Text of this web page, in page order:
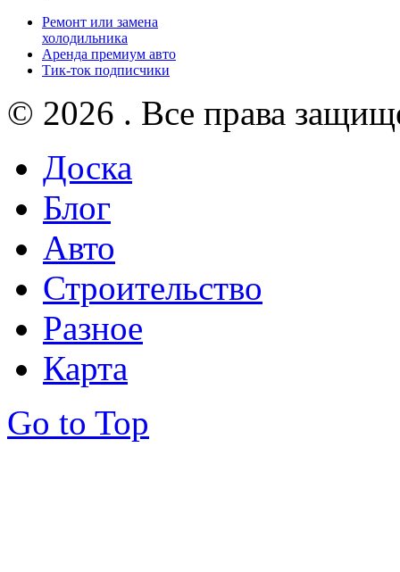
Ремонт или замена
холодильника
Аренда премиум авто
Тик-ток подписчики
© 2026 . Все права
Доска
Блог
Авто
Строительство
Разное
Карта
Go to Top